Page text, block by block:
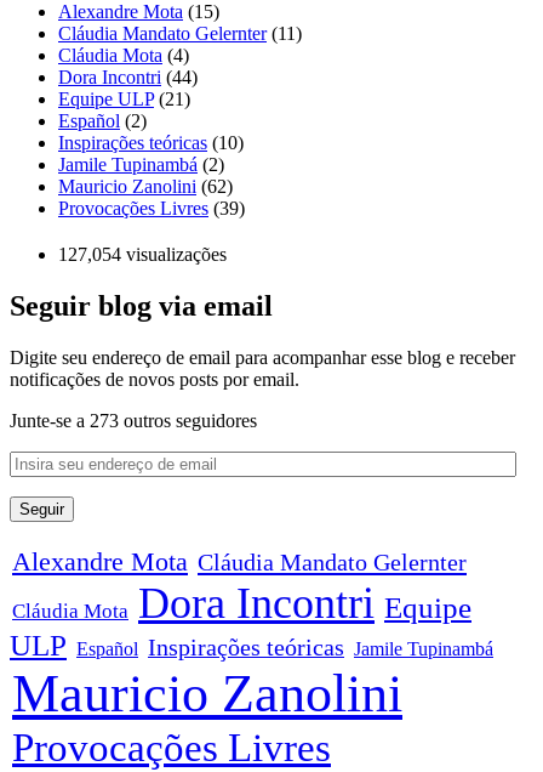
Alexandre Mota (15)
Cláudia Mandato Gelernter(11)
Cláudia Mota (4)
Dora Incontri (44)
Equipe ULP(21)
Español (2)
Inspirações teóricas (10)
Jamile Tupinambá (2)
Mauricio Zanolini (62)
Provocações Livres (39)
127,054 visualizações
Seguir blog via email
Digite seu endereço de email para acompanhar esse blog e receber
notificações de novos posts por email.
Junte-se a 273 outros seguidores
Alexandre Mota Cláudia Mandato Gelernter
Cláudia Mota Dora Incontri Equipe
ULP Español Inspirações teóricas Jamile Tupinambá
Mauricio Zanolini
Provocações Livres